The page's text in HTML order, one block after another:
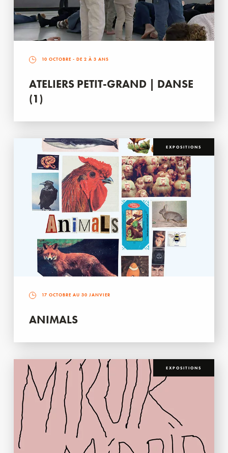
10 OCTOBRE - DE 2 À 3 ANS
ATELIERS PETIT-GRAND | DANSE
(1)
EXPOSITIONS
17 OCTOBRE AU 30 JANVIER
ANIMALS
EXPOSITIONS